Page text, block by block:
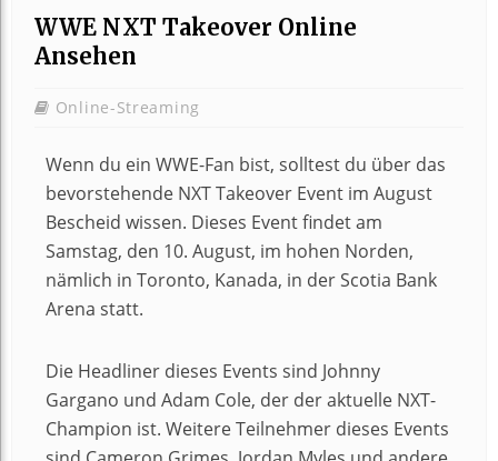
WWE NXT Takeover Online
Ansehen
Online-Streaming
Wenn du ein WWE-Fan bist, solltest du über das
bevorstehende NXT Takeover Event im August
Bescheid wissen. Dieses Event findet am
Samstag, den 10. August, im hohen Norden,
nämlich in Toronto, Kanada, in der Scotia Bank
Arena statt.
Die Headliner dieses Events sind Johnny
Gargano und Adam Cole, der der aktuelle NXT-
Champion ist. Weitere Teilnehmer dieses Events